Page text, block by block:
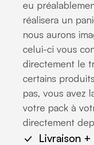
eu
réalisera un
nous aurons
celui-ci vous
directement le
certains
pas, vous avez
votre pack à
directement
Livraison